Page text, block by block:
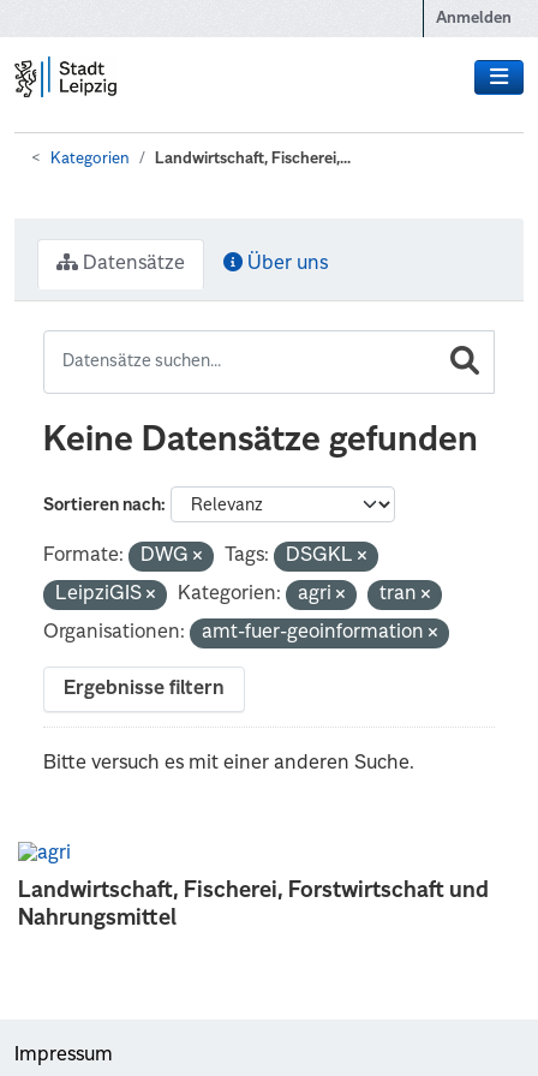
Anmelden
Kategorien Landwirtschaft, Fischerei,...
Landwirtschaft, Fischerei, Forstwirtschaft und
Nahrungsmittel
Datensätze Über uns
Keine Datensätze gefunden
Sortieren nach
Formate: DWG Tags:
DSGKL
LeipziGIS
Kategorien: agri
tran
Organisationen:
amt-fuer-geoinformation
Ergebnisse filtern
Bitte versuch es mit einer anderen Suche.
Impressum